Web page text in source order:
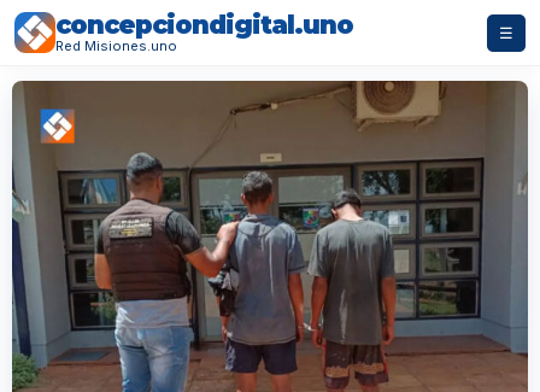
concepciondigital.uno
Red Misiones.uno
☰